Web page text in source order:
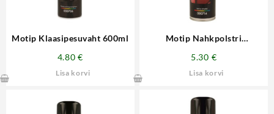
Motip Klaasipesuvaht 600ml
4.80€
Lisa korvi
Motip Nahkpolstri
5.30 €
Lisa korvi